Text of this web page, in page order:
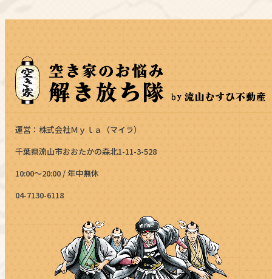
運営：株式会社Ｍｙｌａ（マイラ）
千葉県流山市おおたかの森北1-11-3-528
10:00～20:00 / 年中無休
04-7130-6118